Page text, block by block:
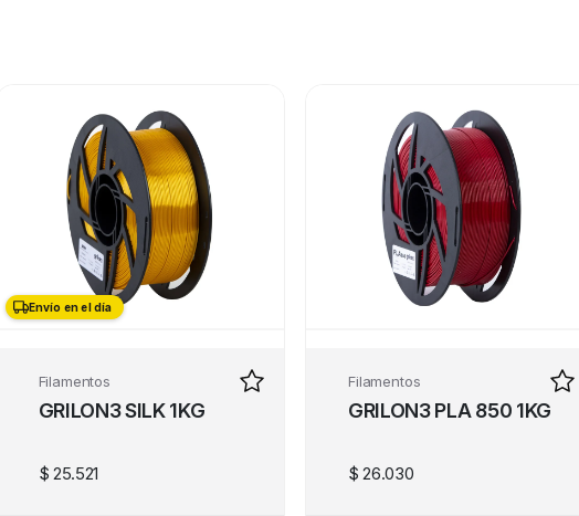
Envío en el día
Filamentos
GRILON3 SILK 1KG
$ 25.521
Filamentos
GRILON3 PLA 850 1KG
$ 26.030